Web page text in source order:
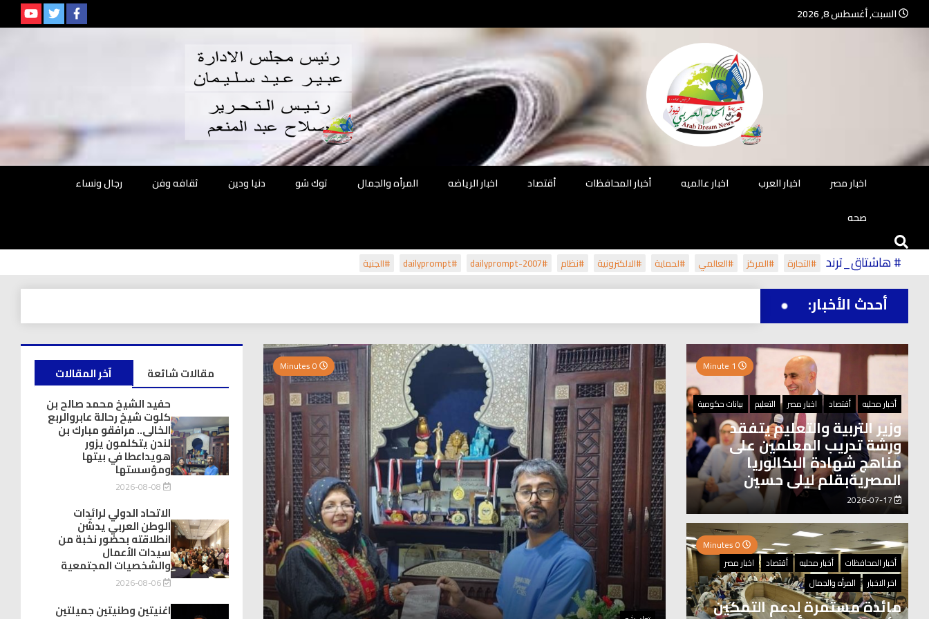
السبت, أغسطس 8, 2026
جريدة الحلم
العربي نيوز
جريدة مستقلة – صحافة تضيئ لك الواقع
اخبار مصر
اخبار العرب اخبار عالميه أخبار المحافظات أقتصاد اخبار الرياضه المرأه والجمال توك شو دنيا ودين ثقافه وفن
رجال ونساء
صحه
# هاشتاق_ترند #التجارة #المركز #العالمي #لحماية #الالكترونية #نظام #dailyprompt-2007
#dailyprompt #الجنية
أحدث الأخبار:
أخبار محليه أقتصاد اخبار مصر التعليم بيانات حكومية
وزير التربية والتعليم يتفقد
ورشة تدريب المعلمين على
مناهج شهادة البكالوريا
المصريةبقلم ليلى حسين
2026-07-17
أخبار المحافظات
أخبار محليه أقتصاد
اخبار مصر
اخر الاخبار
المرأه والجمال
مائدة مستمرة لدعم التمكين
0 Minutes آخر المقالات
مقالات شائعة
حفيد الشيخ محمد صالح بن
كلوت شيخ رحالة عابروالربع
الخالى.. مرافقو مبارك بن
لندن يتكلمون يزور
هويداعطا في بيتها
ومؤسستها
2026-08-08
الاتحاد الدولي لرائدات
الوطن العربي يدشّن
انطلاقته بحضور نخبة من
سيدات الأعمال
والشخصيات المجتمعية
2026-08-06
اغنيتين وطنيتين جميلتين